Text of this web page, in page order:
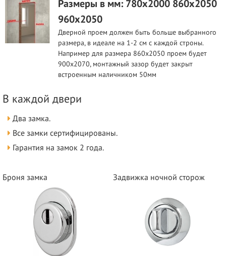
Размеры в мм: 780х2000 860х2050
960х2050
Дверной проем должен быть больше выбранного
размера, в идеале на 1-2 см с каждой строны.
Например для размера 860х2050 проем будет
900х2070, монтажный зазор будет закрыт
встроенным наличником 50мм
В каждой двери
Два замка.
Все замки сертифицированы.
Гарантия на замок 2 года.
Броня замка Задвижка ночной сторож